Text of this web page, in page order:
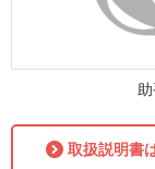
取扱説明書